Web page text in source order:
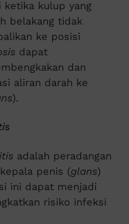
ketika kulup yang
belakang tidak
ke posisi
dapat
dan
aliran darah ke
).
adalah peradangan
penis (glans)
ini dapat menjadi
risiko infeksi